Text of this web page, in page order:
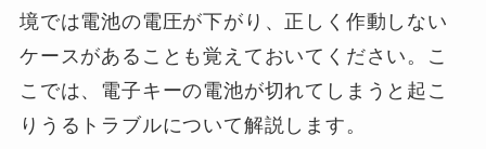
境では電池の電圧が下がり、正しく作動しない
ケースがあることも覚えておいてください。こ
こでは、電子キーの電池が切れてしまうと起こ
りうるトラブルについて解説します。